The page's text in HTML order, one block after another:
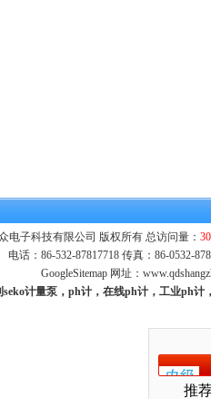
电子科技有限公司 版权所有 总访问量：
电话：86-532-87817718 传真：86-0532-
GoogleSitemap网址：
seko计量泵，ph计，在线ph计，工业ph
推